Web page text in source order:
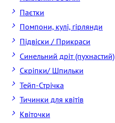
Паєтки
Помпони, кулі, гірлянди
Підвіски / Прикраси
Синельний дріт (пухнастий)
Скріпки/ Шпильки
Тейп-Стрічка
Тичинки для квітів
Квіточки